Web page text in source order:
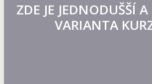
ZDE JE JEDNODUŠŠÍ A
VARIANTA